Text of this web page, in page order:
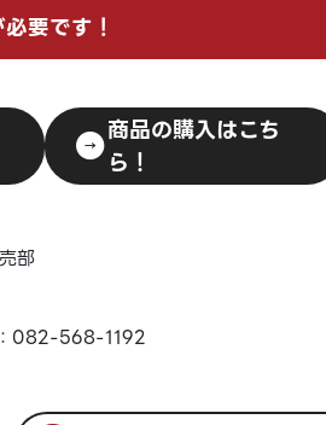
要です！
商品の購入はこち
ら！
部
082-568-1192